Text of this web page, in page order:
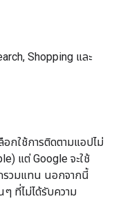
Shopping และ
อกใช้การติดตามแอปไม่
แต่ Google จะใช้
รวมแทน นอกจากนี้
ที่ไม่ได้รับความ